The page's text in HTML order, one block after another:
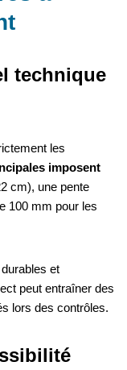
technique
les
imposent
cm), une pente
100 mm pour les
et
peut entraîner des
lors des contrôles.